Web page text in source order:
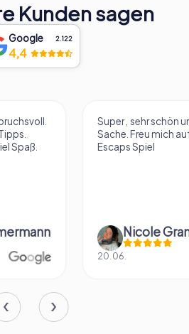
Kunden sagen
Google 2.122
4,4
Spaß.
Super , sehr schön
Sache. Freu mich
Escaps Spiel
Nicole
20.06.